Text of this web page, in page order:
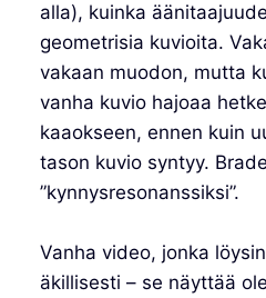
alla), kuinka
geometrisia kuvioita.
vakaan muodon, mutta
vanha kuvio hajoaa
kaaokseen, ennen kuin
tason kuvio syntyy.
”kynnysresonanssiksi”.
Vanha video, jonka
äkillisesti – se näyttää